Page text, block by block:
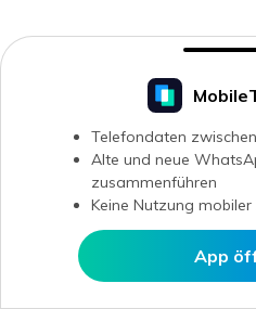
In
Telefondaten
Alte und neue
zusammenführen
Keine Nutzung mobiler
App